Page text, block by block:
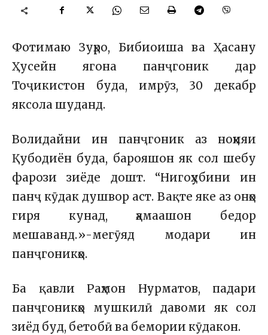
Фотимаю Зуҳро, Бибиоиша ва Ҳасану
Ҳусейн ягона панҷгоник дар
Тоҷикистон буда, имрӯз, 30 декабр
яксола шуданд.
Волидайни ин панҷгоник аз ноҳияи
Қубодиён буда, барояшон як сол шебу
фарози зиёде дошт. “Нигоҳубини ин
панҷ кӯдак душвор аст. Вақте яке аз онҳо
гиря кунад, ҳамаашон бедор
мешаванд.»-мегӯяд модари ин
панҷгоникҳо.
Ба қавли Раҳмон Нурматов, падари
панҷгоникҳо мушкилӣ давоми як сол
зиёд буд, бетобӣ ва бемории кӯдакон.